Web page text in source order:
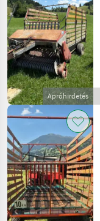
Apróhirdetés